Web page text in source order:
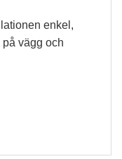
enkel,
vägg och